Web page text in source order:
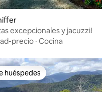
excepcionales y jacuzzi!
precio · Cocina
preferido
huéspedes